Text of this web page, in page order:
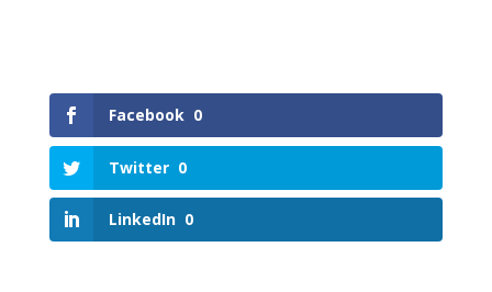
Facebook 0
Twitter 0
LinkedIn 0